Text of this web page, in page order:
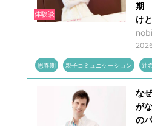
体験談
期
け
思春期 親子コミュニケーション 辻
な
が
の